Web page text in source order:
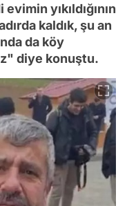
yıkıldığının
kaldık, şu an
da köy
diye konuştu.